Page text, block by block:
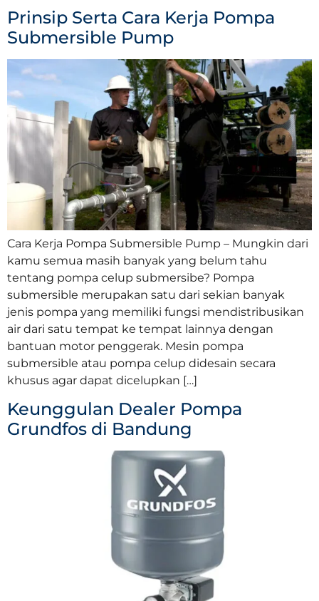
Prinsip Serta Cara Kerja Pompa
Submersible Pump
Cara Kerja Pompa Submersible Pump – Mungkin dari
kamu semua masih banyak yang belum tahu
tentang pompa celup submersibe? Pompa
submersible merupakan satu dari sekian banyak
jenis pompa yang memiliki fungsi mendistribusikan
air dari satu tempat ke tempat lainnya dengan
bantuan motor penggerak. Mesin pompa
submersible atau pompa celup didesain secara
khusus agar dapat dicelupkan […]
Keunggulan Dealer Pompa
Grundfos di Bandung